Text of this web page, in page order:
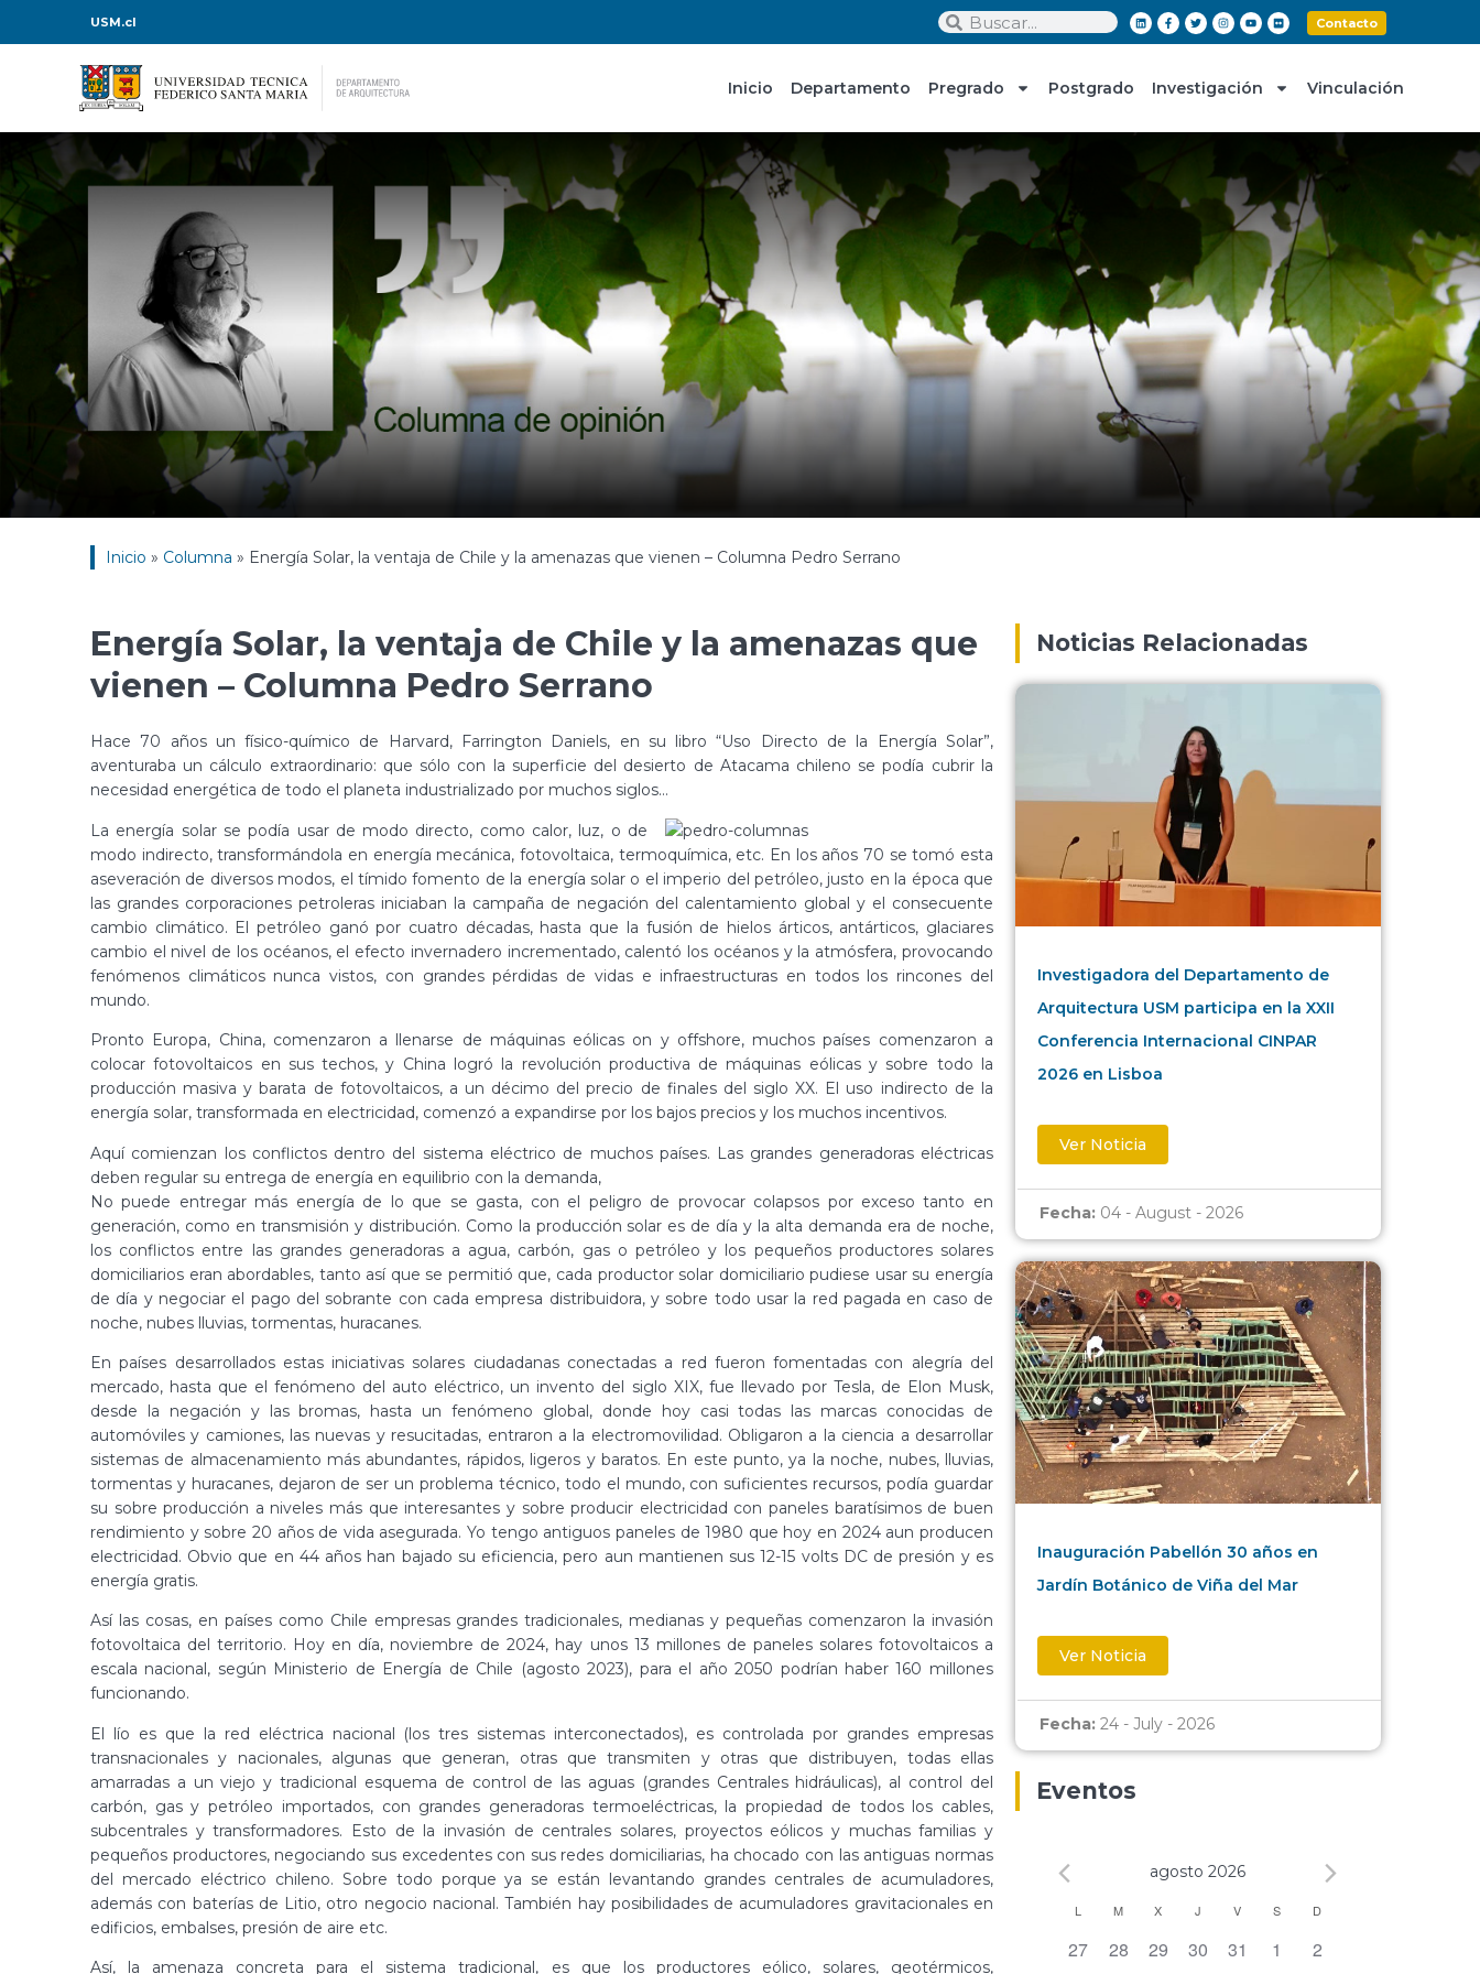
USM.cl Contacto
Inicio Departamento Pregrado Postgrado Investigación Vinculación
Inicio » Columna » Energía Solar, la ventaja de Chile y la amenazas que vienen – Columna Pedro Serrano
Energía Solar, la ventaja de Chile y la amenazas que
vienen – Columna Pedro Serrano
Hace 70 años un físico-químico de Harvard, Farrington Daniels, en su libro “Uso Directo de la Energía Solar”,
aventuraba un cálculo extraordinario: que sólo con la superficie del desierto de Atacama chileno se podía cubrir la
necesidad energética de todo el planeta industrializado por muchos siglos…
La energía solar se podía usar de modo directo, como calor, luz, o de
modo indirecto, transformándola en energía mecánica, fotovoltaica, termoquímica, etc. En los años 70 se tomó esta
aseveración de diversos modos, el tímido fomento de la energía solar o el imperio del petróleo, justo en la época que
las grandes corporaciones petroleras iniciaban la campaña de negación del calentamiento global y el consecuente
cambio climático. El petróleo ganó por cuatro décadas, hasta que la fusión de hielos árticos, antárticos, glaciares
cambio el nivel de los océanos, el efecto invernadero incrementado, calentó los océanos y la atmósfera, provocando
fenómenos climáticos nunca vistos, con grandes pérdidas de vidas e infraestructuras en todos los rincones del
mundo.
Pronto Europa, China, comenzaron a llenarse de máquinas eólicas on y offshore, muchos países comenzaron a
colocar fotovoltaicos en sus techos, y China logró la revolución productiva de máquinas eólicas y sobre todo la
producción masiva y barata de fotovoltaicos, a un décimo del precio de finales del siglo XX. El uso indirecto de la
energía solar, transformada en electricidad, comenzó a expandirse por los bajos precios y los muchos incentivos.
Aquí comienzan los conflictos dentro del sistema eléctrico de muchos países. Las grandes generadoras eléctricas
deben regular su entrega de energía en equilibrio con la demanda,
No puede entregar más energía de lo que se gasta, con el peligro de provocar colapsos por exceso tanto en
generación, como en transmisión y distribución. Como la producción solar es de día y la alta demanda era de noche,
los conflictos entre las grandes generadoras a agua, carbón, gas o petróleo y los pequeños productores solares
domiciliarios eran abordables, tanto así que se permitió que, cada productor solar domiciliario pudiese usar su energía
de día y negociar el pago del sobrante con cada empresa distribuidora, y sobre todo usar la red pagada en caso de
noche, nubes lluvias, tormentas, huracanes.
En países desarrollados estas iniciativas solares ciudadanas conectadas a red fueron fomentadas con alegría del
mercado, hasta que el fenómeno del auto eléctrico, un invento del siglo XIX, fue llevado por Tesla, de Elon Musk,
desde la negación y las bromas, hasta un fenómeno global, donde hoy casi todas las marcas conocidas de
automóviles y camiones, las nuevas y resucitadas, entraron a la electromovilidad. Obligaron a la ciencia a desarrollar
sistemas de almacenamiento más abundantes, rápidos, ligeros y baratos. En este punto, ya la noche, nubes, lluvias,
tormentas y huracanes, dejaron de ser un problema técnico, todo el mundo, con suficientes recursos, podía guardar
su sobre producción a niveles más que interesantes y sobre producir electricidad con paneles baratísimos de buen
rendimiento y sobre 20 años de vida asegurada. Yo tengo antiguos paneles de 1980 que hoy en 2024 aun producen
electricidad. Obvio que en 44 años han bajado su eficiencia, pero aun mantienen sus 12-15 volts DC de presión y es
energía gratis.
Así las cosas, en países como Chile empresas grandes tradicionales, medianas y pequeñas comenzaron la invasión
fotovoltaica del territorio. Hoy en día, noviembre de 2024, hay unos 13 millones de paneles solares fotovoltaicos a
escala nacional, según Ministerio de Energía de Chile (agosto 2023), para el año 2050 podrían haber 160 millones
funcionando.
El lío es que la red eléctrica nacional (los tres sistemas interconectados), es controlada por grandes empresas
transnacionales y nacionales, algunas que generan, otras que transmiten y otras que distribuyen, todas ellas
amarradas a un viejo y tradicional esquema de control de las aguas (grandes Centrales hidráulicas), al control del
carbón, gas y petróleo importados, con grandes generadoras termoeléctricas, la propiedad de todos los cables,
subcentrales y transformadores. Esto de la invasión de centrales solares, proyectos eólicos y muchas familias y
pequeños productores, negociando sus excedentes con sus redes domiciliarias, ha chocado con las antiguas normas
del mercado eléctrico chileno. Sobre todo porque ya se están levantando grandes centrales de acumuladores,
además con baterías de Litio, otro negocio nacional. También hay posibilidades de acumuladores gravitacionales en
edificios, embalses, presión de aire etc.
Así, la amenaza concreta para el sistema tradicional, es que los productores eólico, solares, geotérmicos,
Noticias Relacionadas
Investigadora del Departamento de
Arquitectura USM participa en la XXII
Conferencia Internacional CINPAR
2026 en Lisboa
Ver Noticia
Fecha: 04 - August - 2026
Inauguración Pabellón 30 años en
Jardín Botánico de Viña del Mar
Ver Noticia
Fecha: 24 - July - 2026
Eventos
agosto 2026
Calendario
de
L M X J V S D
0 eventos,
27 0 eventos,
28 0 eventos,
29 0 eventos,
30 0 eventos,
31 0 eventos,
1 0 eventos,
2